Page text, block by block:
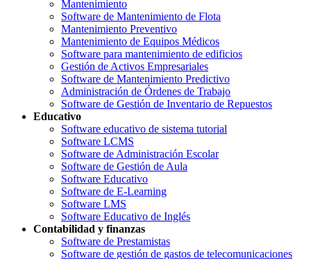
Mantenimiento
Software de Mantenimiento de Flota
Mantenimiento Preventivo
Mantenimiento de Equipos Médicos
Software para mantenimiento de edificios
Gestión de Activos Empresariales
Software de Mantenimiento Predictivo
Administración de Órdenes de Trabajo
Software de Gestión de Inventario de Repuestos
Educativo
Software educativo de sistema tutorial
Software LCMS
Software de Administración Escolar
Software de Gestión de Aula
Software Educativo
Software de E-Learning
Software LMS
Software Educativo de Inglés
Contabilidad y finanzas
Software de Prestamistas
Software de gestión de gastos de telecomunicaciones